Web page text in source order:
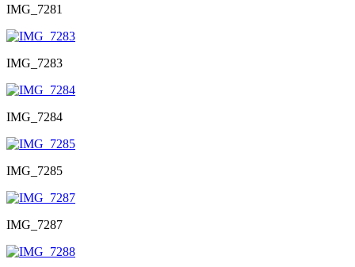
IMG_7281
IMG_7283
IMG_7284
IMG_7285
IMG_7287